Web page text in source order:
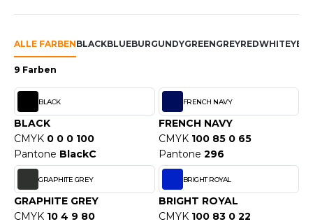
HIVIZ
- BLANKS
COOL
HOODS
ALLE FARBENBLACKBLUEBURGUNDYGREENGREYREDWHITE
9 Farben
BLACK
BLACK
CMYK 0 0 0 100
Pantone BlackC
FRENCH NAVY
FRENCH NAVY
CMYK 100 85 0 65
Pantone 296
GRAPHITE GREY
GRAPHITE GREY
CMYK 10 4 9 80
BRIGHT ROYAL
BRIGHT ROYAL
CMYK 100 83 0 22